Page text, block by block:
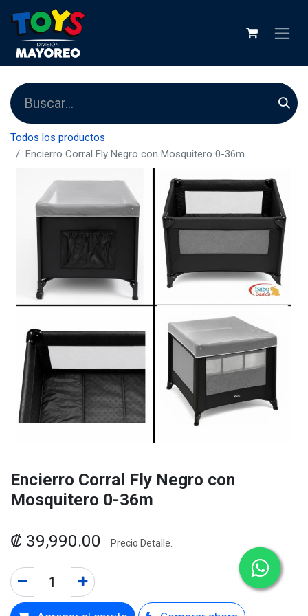
Todos los productos
Encierro Corral Fly Negro con Mosquitero 0-36m
Encierro Corral Fly Negro con
Mosquitero 0-36m
₡ 39,990.00 Precio Detalle.